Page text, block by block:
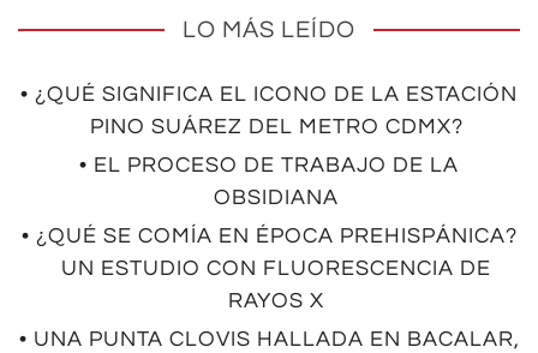
LO MÁS LEÍDO
• ¿QUÉ SIGNIFICA EL ICONO DE LA ESTACIÓN
PINO SUÁREZ DEL METRO CDMX?
• EL PROCESO DE TRABAJO DE LA
OBSIDIANA
• ¿QUÉ SE COMÍA EN ÉPOCA PREHISPÁNICA?
UN ESTUDIO CON FLUORESCENCIA DE
RAYOS X
• UNA PUNTA CLOVIS HALLADA EN BACALAR,